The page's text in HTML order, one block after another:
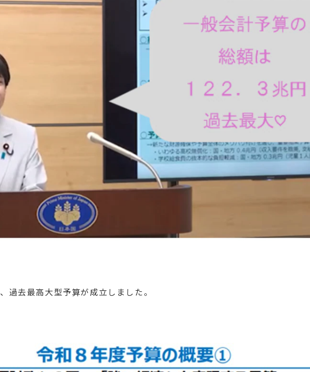
、過去最高大型予算が成立しました。